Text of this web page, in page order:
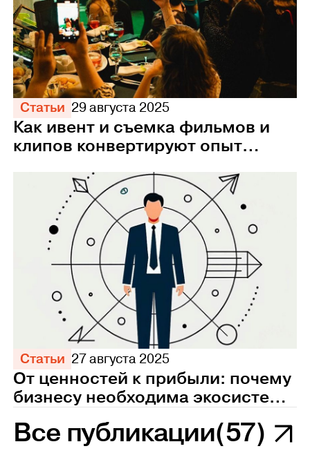
Статьи 29 августа 2025
Как ивент и съемка фильмов и
клипов конвертируют опыт
Статьи 27 августа 2025
От ценностей к прибыли: почему
бизнесу необходима экосистема
управления персоналом
Все публикации(57)